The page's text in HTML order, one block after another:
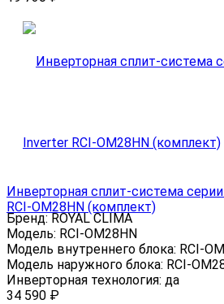
Инверторная сплит-система
RCI-OM28HN (комплект)
Бренд:ROYAL CLIMA
Модель: RCI-OM28HN
Модель внутреннего блока: RCI-
Модель наружного блока: RCI-
Инверторная технология: да
34 590 ₽